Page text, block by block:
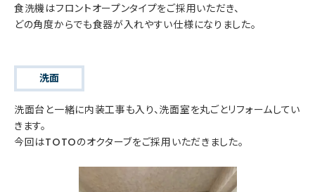
食洗機はフロントオープンタイプをご採用いただき、
どの角度からでも食器が入れやすい仕様になりました。
洗面
洗面台と一緒に内装工事も入り、洗面室を丸ごとリフォームしてい
きます。
今回はTOTOのオクターブをご採用いただきました。